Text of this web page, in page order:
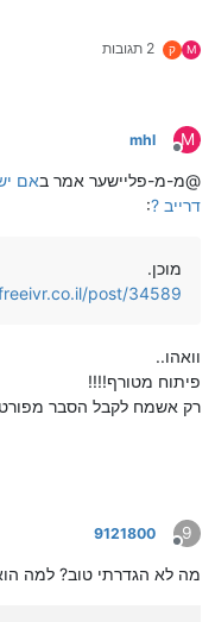
M ק 2 תגובות
M
מנותק
mhl
@מ-מ-פליישער אמר באם
דרייב ?:
מוכן.
post/34589
וואהו..
פיתוח מטורף!!!!
רק אשמח לקבל הסבר מפורט
9
מנותק
9121800
מה לא הגדרתי טוב? למה